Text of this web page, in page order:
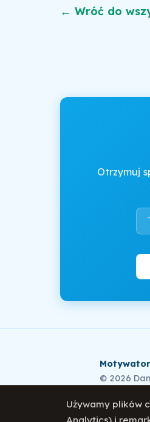
← Wróć do
Otrzymuj
© 2026
Używamy plików